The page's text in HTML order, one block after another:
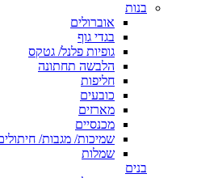
בנות
אוברולים
בגדי גוף
גופיות פלנל/ גטקס
הלבשה תחתונה
חליפות
כובעים
מארזים
מכנסיים
שמיכות/ מגבות/
שמלות
בנים